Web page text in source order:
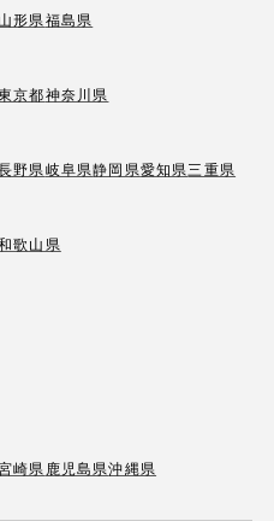
山形県福島県
京都神奈川県
野県岐阜県静岡県愛知県三重県
歌山県
崎県 鹿児島県沖縄県